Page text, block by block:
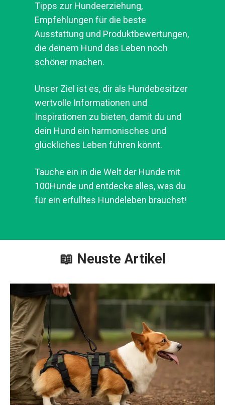
Tipps zur Hundeerziehung,
Empfehlungen für die beste
Ausstattung und Produktbewertungen,
die deinem Hund das Leben noch
schöner machen.
Unser Ziel ist es, dir als Hundebesitzer
wertvolle Informationen und
Inspirationen zu bieten, damit du und
dein Hund ein harmonisches und
glückliches Leben führen könnt.
Tauche ein in die Welt der Hunde mit
100Hunde und entdecke alles, was du
für ein erfülltes Hundeleben brauchst!
📖 Neuste Artikel